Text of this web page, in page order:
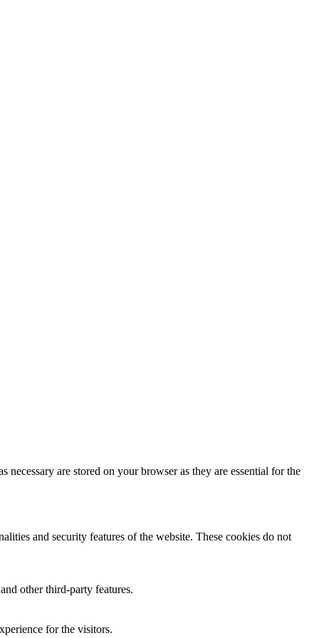
are stored on your browser as they are essential for the
and security features of the website. These cookies do not
other third-party features.
for the visitors.